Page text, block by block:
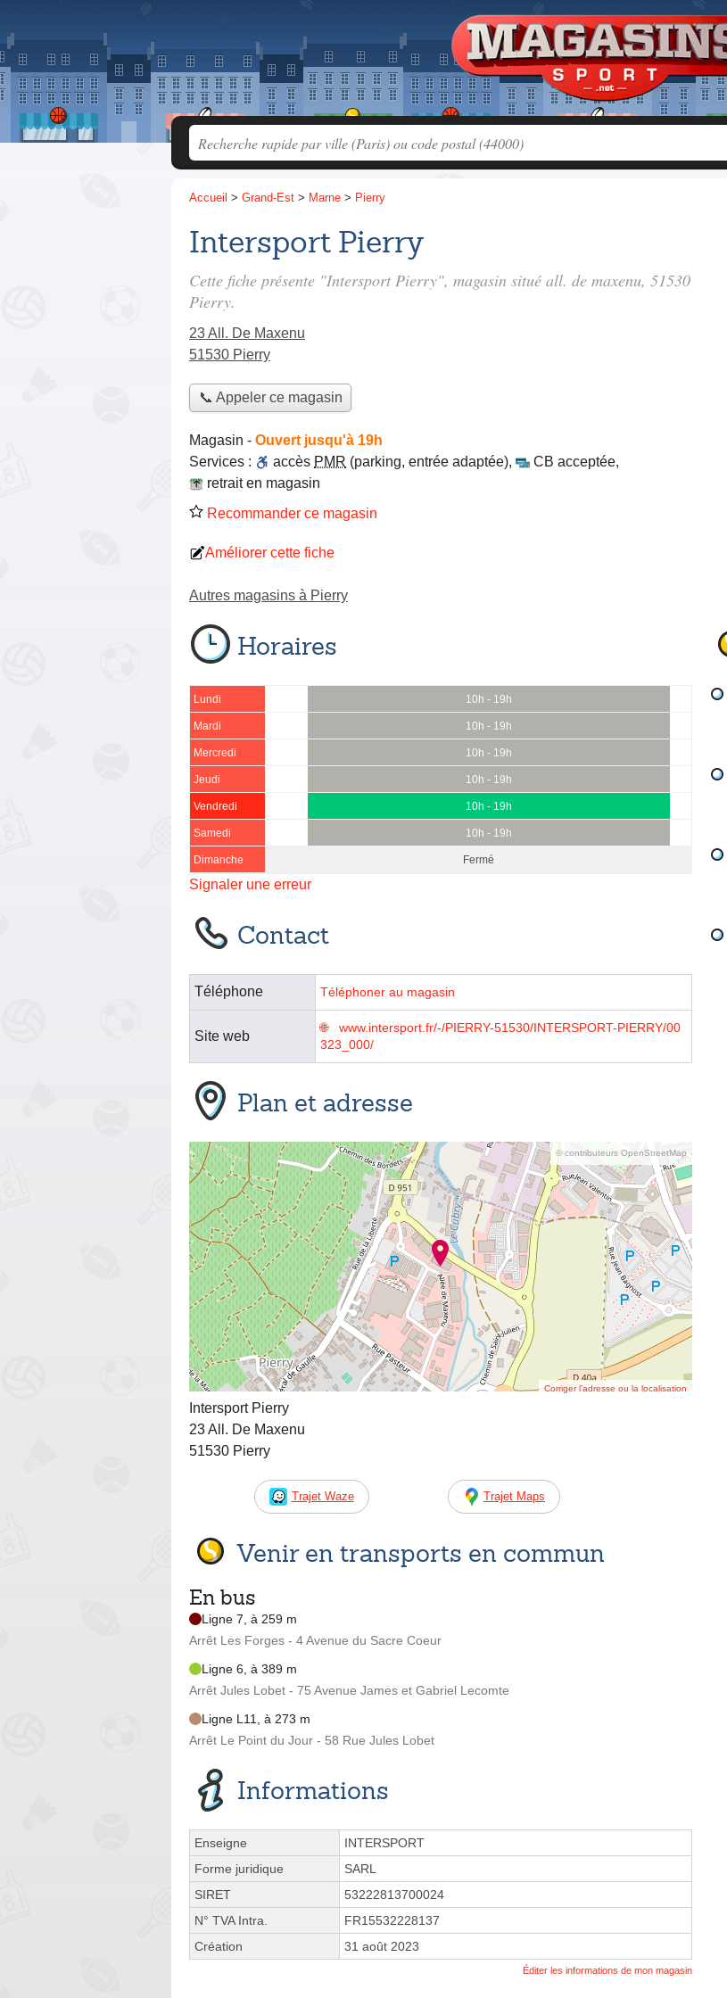
Accueil > Grand-Est > Marne > Pierry
Intersport Pierry
Cette fiche présente "Intersport Pierry", magasin situé all. de maxenu, 51530
Pierry.
23 All. De Maxenu
51530 Pierry
📞 Appeler ce magasin
Magasin - Ouvert jusqu'à 19h
Services :
accès PMR (parking, entrée adaptée), CB acceptée,
retrait en magasin
Recommander ce magasin
Améliorer cette fiche
Autres magasins à Pierry
Horaires
Lundi 10h - 19h
Mardi 10h - 19h
Mercredi 10h - 19h
Jeudi 10h - 19h
Vendredi 10h - 19h
Samedi 10h - 19h
Dimanche Fermé
Signaler une erreur
Contact
Téléphone Téléphoner au magasin
Site web
www.intersport.fr/-/PIERRY-51530/INTERSPORT-PIERRY/00
323_000/
Plan et adresse
© contributeurs OpenStreetMap
Corriger l’adresse ou la localisation
Intersport Pierry
23 All. De Maxenu
51530 Pierry
Trajet Waze Trajet Maps
Venir en transports en commun
En bus
Ligne 7, à 259 m
Arrêt Les Forges - 4 Avenue du Sacre Coeur
Ligne 6, à 389 m
Arrêt Jules Lobet - 75 Avenue James et Gabriel Lecomte
Ligne L11, à 273 m
Arrêt Le Point du Jour - 58 Rue Jules Lobet
Informations
Enseigne
INTERSPORT
Forme juridique
SARL
SIRET
53222813700024
N° TVA Intra.
FR15532228137
Création
31 août 2023
Éditer les informations de mon magasin